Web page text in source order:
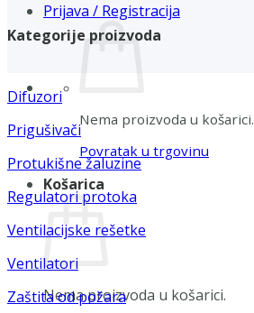
Prijava / Registracija
Nema proizvoda u košarici.
Povratak u trgovinu
Košarica
Nema proizvoda u košarici.
Kategorije proizvoda
Difuzori
Prigušivači
Protukišne žaluzine
Regulatori protoka
Ventilacijske rešetke
Ventilatori
Zaštita od požara